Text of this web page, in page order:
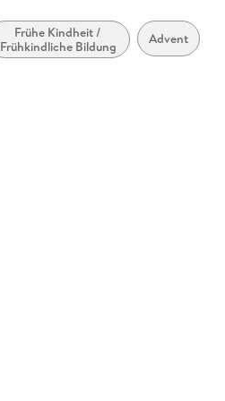
Frühe Kindheit /
Frühkindliche Bildung
Advent